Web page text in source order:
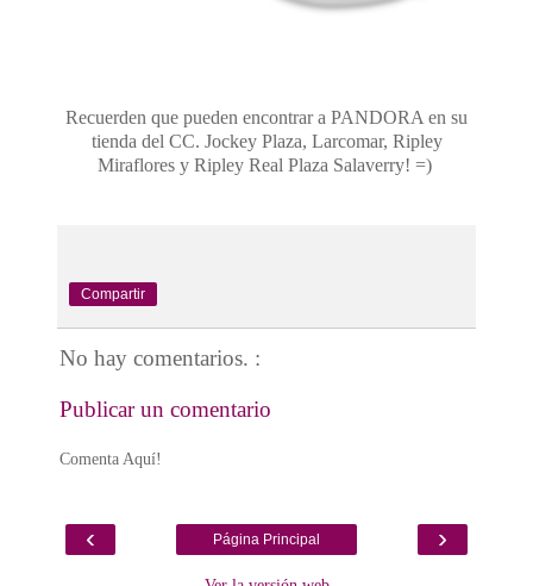
Recuerden que pueden encontrar a PANDORA en su
tienda del CC. Jockey Plaza, Larcomar, Ripley
Miraflores y Ripley Real Plaza Salaverry! =)
Compartir
No hay comentarios. :
Publicar un comentario
Comenta Aquí!
‹ ›
Página Principal